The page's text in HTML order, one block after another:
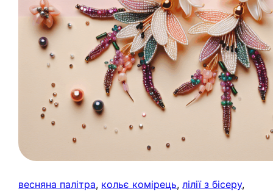
весняна палітра, кольє комірець, лілії з бісеру